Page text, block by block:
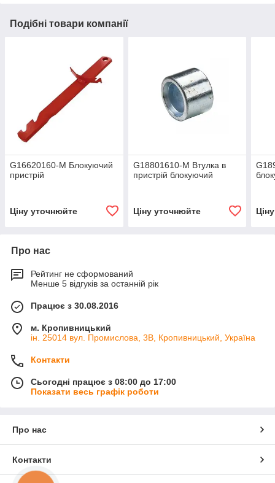
Подібні товари компанії
G16620160-M Блокуючий
пристрій
Ціну уточнюйте
G18801610-M Втулка в
пристрій блокуючий
Ціну уточнюйте
Про нас
Рейтинг не сформований
Менше 5 відгуків за останній рік
Працює з 30.08.2016
м. Кропивницький
ін. 25014 вул. Промислова, 3В, Кропивницький, Україна
Контакти
Сьогодні працює з 08:00 до 17:00
Показати весь графік роботи
Про нас
Контакти